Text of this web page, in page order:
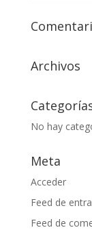
Archivos
No hay
Meta
Acceder
Feed de
Feed de